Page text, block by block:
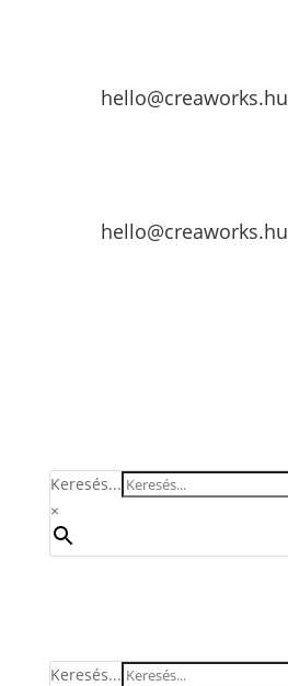
hello@creaworks.hu
hello@creaworks.hu
Keresés...
×
Keresés...